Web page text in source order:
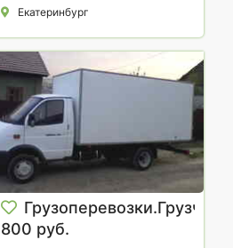
Спуск/Подьем - Заказ
Екатеринбург
Грузоперевозки.Грузчики
800 руб.